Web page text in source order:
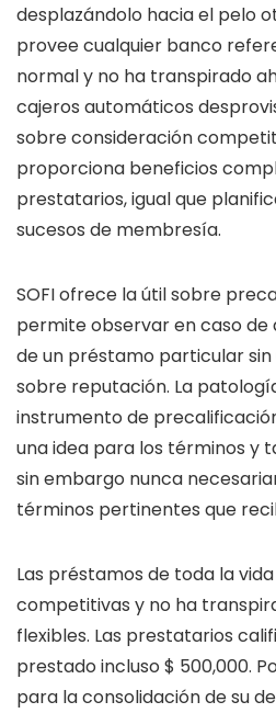
desplazándolo hacia el pelo
provee cualquier banco
normal y no ha transpirado
cajeros automáticos
sobre consideración
proporciona beneficios
prestatarios, igual que
sucesos de membresía.
SOFI ofrece la útil sobre
permite observar en caso de
de un préstamo particular
sobre reputación. La
instrumento de
una idea para los términos y
sin embargo nunca
términos pertinentes que
Las préstamos de toda la
competitivas y no ha
flexibles. Las prestatarios
prestado incluso $ 500,000.
para la consolidación de su